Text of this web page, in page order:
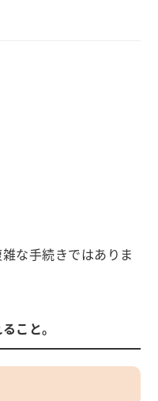
な手続きではありま
こと。